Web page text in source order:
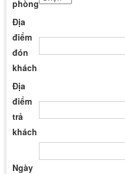
phòng
Địa
điểm
đón
khách
Địa
điểm
trả
khách
Ngày